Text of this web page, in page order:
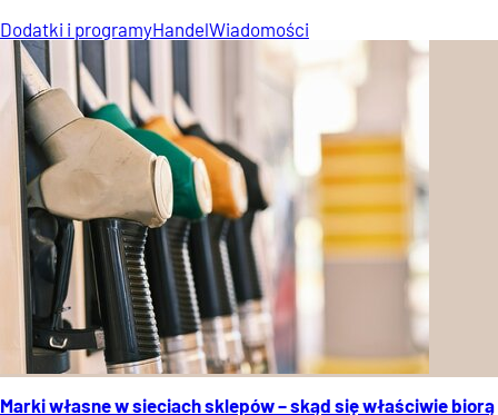
Dodatki i programyHandelWiadomości
Marki własne w sieciach sklepów – skąd się właściwie biorą